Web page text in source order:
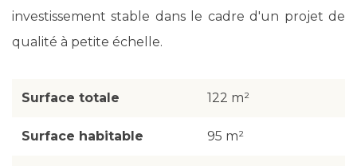
investissement stable dans le cadre d'un projet de
qualité à petite échelle.
Surface totale 122 m²
Surface habitable 95 m²